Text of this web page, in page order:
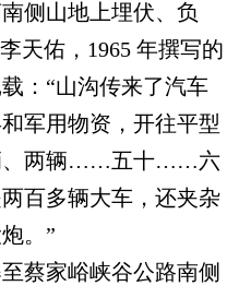
侧山地上埋伏、负
天佑，1965 年撰写的
：“山沟传来了汽车
军用物资，开往平型
、两辆……五十……六
百多辆大车，还夹杂
。”
家峪峡谷公路南侧